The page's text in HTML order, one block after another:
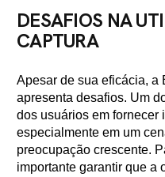
DESAFIOS NA
CAPTURA
Apesar de sua eficácia, a
apresenta desafios. Um
dos usuários em fornecer
especialmente em um
preocupação crescente.
importante garantir que a